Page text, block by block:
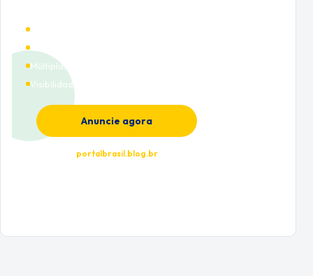
Múltiplas categorias
Visibilidade premium
Anuncie agora
portalbrasil.blog.br